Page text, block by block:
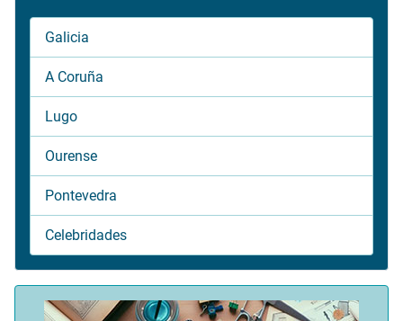
Galicia
A Coruña
Lugo
Ourense
Pontevedra
Celebridades